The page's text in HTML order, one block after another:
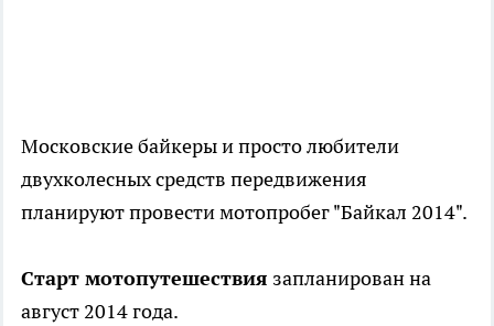
Московские байкеры и просто любители
двухколесных средств передвижения
планируют провести мотопробег "Байкал 2014".
Старт мотопутешествия запланирован на
август 2014 года.